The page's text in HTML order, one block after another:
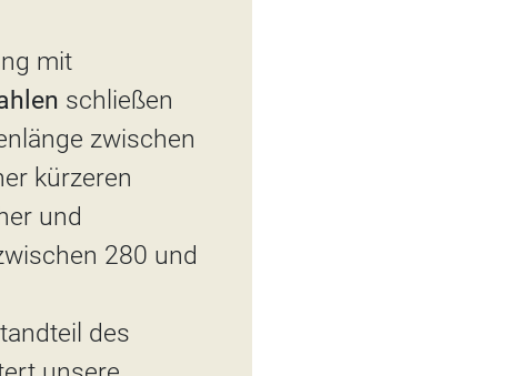
mit
schließen
zwischen
kürzeren
und
280 und
des